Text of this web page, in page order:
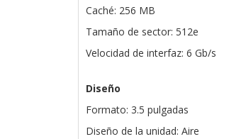
Caché: 256 MB
Tamaño de sector: 512e
Velocidad de interfaz: 6 Gb/s
Diseño
Formato: 3.5 pulgadas
Diseño de la unidad: Aire